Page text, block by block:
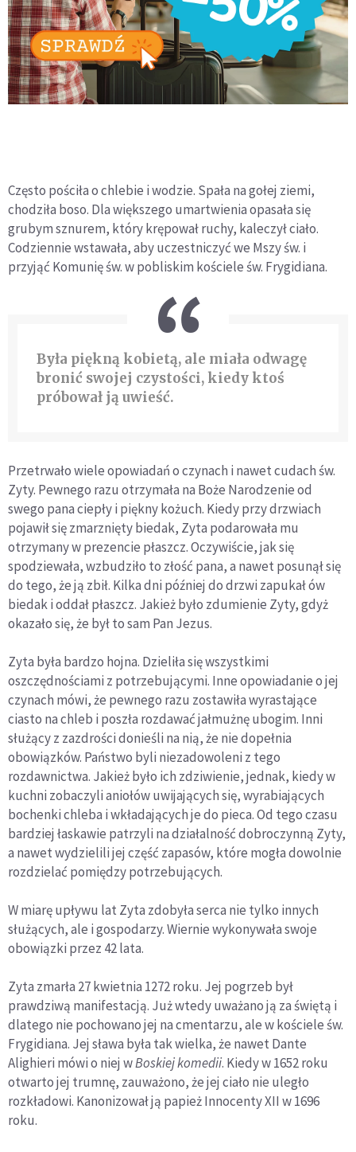
Często pościła o chlebie i wodzie. Spała na gołej ziemi,
chodziła boso. Dla większego umartwienia opasała się
grubym sznurem, który krępował ruchy, kaleczył ciało.
Codziennie wstawała, aby uczestniczyć we Mszy św. i
przyjąć Komunię św. w pobliskim kościele św. Frygidiana.
Była piękną kobietą, ale miała odwagę
bronić swojej czystości, kiedy ktoś
próbował ją uwieść.
Przetrwało wiele opowiadań o czynach i nawet cudach św.
Zyty. Pewnego razu otrzymała na Boże Narodzenie od
swego pana ciepły i piękny kożuch. Kiedy przy drzwiach
pojawił się zmarznięty biedak, Zyta podarowała mu
otrzymany w prezencie płaszcz. Oczywiście, jak się
spodziewała, wzbudziło to złość pana, a nawet posunął się
do tego, że ją zbił. Kilka dni później do drzwi zapukał ów
biedak i oddał płaszcz. Jakież było zdumienie Zyty, gdyż
okazało się, że był to sam Pan Jezus.
Zyta była bardzo hojna. Dzieliła się wszystkimi
oszczędnościami z potrzebującymi. Inne opowiadanie o jej
czynach mówi, że pewnego razu zostawiła wyrastające
ciasto na chleb i poszła rozdawać jałmużnę ubogim. Inni
służący z zazdrości donieśli na nią, że nie dopełnia
obowiązków. Państwo byli niezadowoleni z tego
rozdawnictwa. Jakież było ich zdziwienie, jednak, kiedy w
kuchni zobaczyli aniołów uwijających się, wyrabiających
bochenki chleba i wkładających je do pieca. Od tego czasu
bardziej łaskawie patrzyli na działalność dobroczynną Zyty,
a nawet wydzielili jej część zapasów, które mogła dowolnie
rozdzielać pomiędzy potrzebujących.
W miarę upływu lat Zyta zdobyła serca nie tylko innych
służących, ale i gospodarzy. Wiernie wykonywała swoje
obowiązki przez 42 lata.
Zyta zmarła 27 kwietnia 1272 roku. Jej pogrzeb był
prawdziwą manifestacją. Już wtedy uważano ją za świętą i
dlatego nie pochowano jej na cmentarzu, ale w kościele św.
Frygidiana. Jej sława była tak wielka, że nawet Dante
Alighieri mówi o niej wBoskiej komedii. Kiedy w 1652 roku
otwarto jej trumnę, zauważono, że jej ciało nie uległo
rozkładowi. Kanonizował ją papież Innocenty XII w 1696
roku.